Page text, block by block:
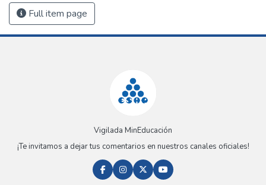
Full item page
Vigilada MinEducación
¡Te invitamos a dejar tus comentarios en nuestros canales oficiales!